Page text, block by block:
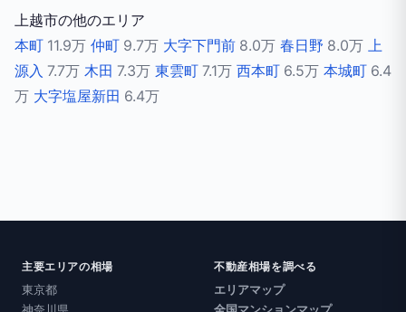
上越市の他のエリア
本町 11.9万 仲町 9.7万 大字下門前 8.0万 春日野 8.0万 上
源入 7.7万 木田 7.3万 東雲町 7.1万 西本町 6.5万 本城町 6.4
万 大字塩屋新田 6.4万
主要エリアの相場
東京都
不動産相場を調べる
エリアマップ